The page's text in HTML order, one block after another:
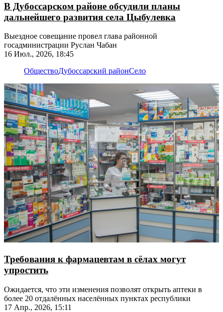
В Дубоссарском районе обсудили планы
дальнейшего развития села Цыбулевка
Выездное совещание провел глава районной
госадминистрации Руслан Чабан
16 Июл., 2026, 18:45
ОбществоДубоссарский районСело
Требования к фармацевтам в сёлах могут
упростить
Ожидается, что эти изменения позволят открыть аптеки в
более 20 отдалённых населённых пунктах республики
17 Апр., 2026, 15:11